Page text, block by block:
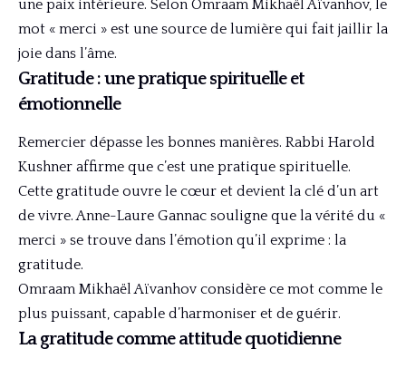
une paix intérieure. Selon Omraam Mikhaël Aïvanhov, le
mot « merci » est une source de lumière qui fait jaillir la
joie dans l’âme.
Gratitude : une pratique spirituelle et
émotionnelle
Remercier dépasse les bonnes manières. Rabbi Harold
Kushner affirme que c’est une pratique spirituelle.
Cette gratitude ouvre le cœur et devient la clé d’un art
de vivre. Anne-Laure Gannac souligne que la vérité du «
merci » se trouve dans l’émotion qu’il exprime : la
gratitude.
Omraam Mikhaël Aïvanhov considère ce mot comme le
plus puissant, capable d’harmoniser et de guérir.
La gratitude comme attitude quotidienne